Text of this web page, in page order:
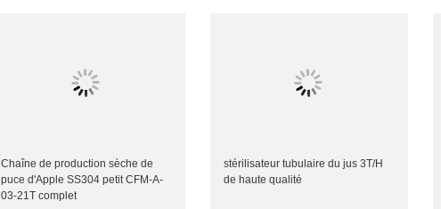
Chaîne de production sèche de
puce d'Apple SS304 petit CFM-A-
03-21T complet
stérilisateur tubulaire du jus 3T/H
de haute qualité